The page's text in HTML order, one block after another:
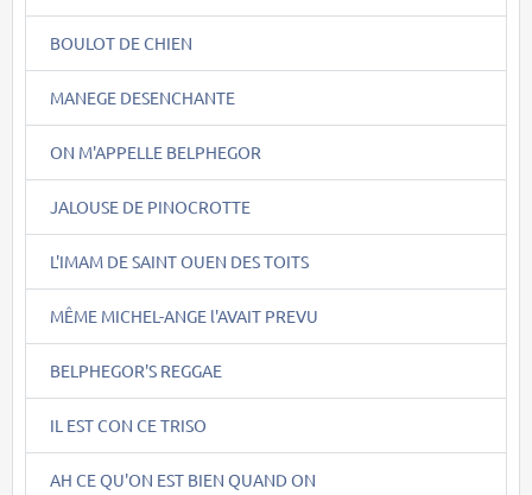
BOULOT DE CHIEN
MANEGE DESENCHANTE
ON M'APPELLE BELPHEGOR
JALOUSE DE PINOCROTTE
L'IMAM DE SAINT OUEN DES TOITS
MÊME MICHEL-ANGE l'AVAIT PREVU
BELPHEGOR'S REGGAE
IL EST CON CE TRISO
AH CE QU'ON EST BIEN QUAND ON